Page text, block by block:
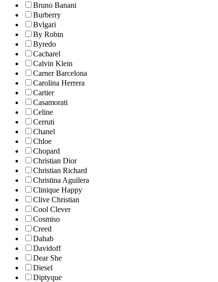
Bruno Banani
Burberry
Bvlgari
By Robin
Byredo
Cacharel
Calvin Klein
Carner Barcelona
Carolina Herrera
Cartier
Casamorati
Celine
Cerruti
Chanel
Chloe
Chopard
Christian Dior
Christian Richard
Christina Aguilera
Clinique Happy
Clive Christian
Cool Clever
Cosmiso
Creed
Dahab
Davidoff
Dear She
Diesel
Diptyque